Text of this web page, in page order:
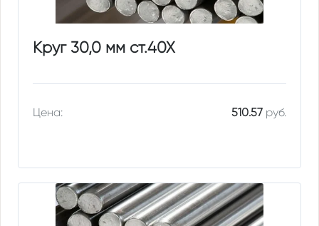
Круг 30,0 мм ст.40Х
Цена: 510.57руб.